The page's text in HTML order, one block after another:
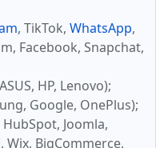
, TikTok, WhatsApp,
Facebook, Snapchat,
HP, Lenovo);
Google, OnePlus);
Joomla,
BigCommerce,